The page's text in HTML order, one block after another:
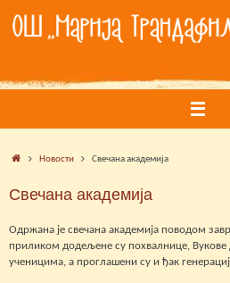
content
HomeНовости Свечана академија
Свечана академија
Одржана је свечана академија поводом
приликом додељене су похвалнице,
ученицима, а проглашени су и ђак